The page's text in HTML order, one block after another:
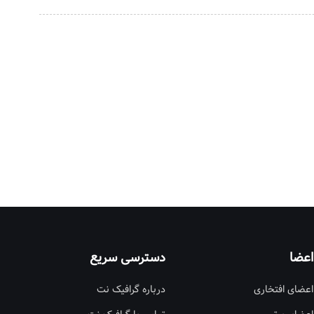
اعضا
اعضای افتخاری
دسترسی سریع
درباره گرافیک نت